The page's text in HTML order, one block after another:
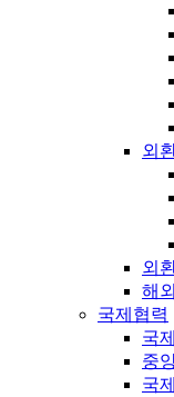
외
외
해
국제협력
국
중
국